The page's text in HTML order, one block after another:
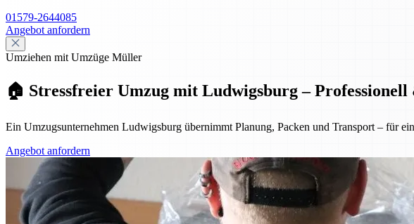
01579-2644085
Angebot anfordern
Umziehen mit Umzüge Müller
🏠 Stressfreier Umzug mit Ludwigsburg – Professionell
Ein Umzugsunternehmen Ludwigsburg übernimmt Planung, Packen und Transport – für
Angebot anfordern